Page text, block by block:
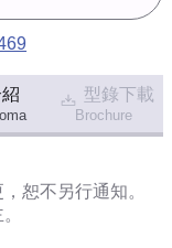
型錄下載
Brochure
恕不另行通知。